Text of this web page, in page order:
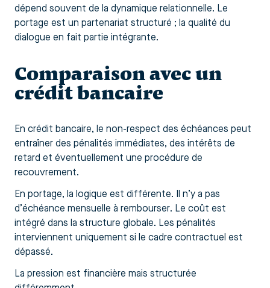
dépend souvent de la dynamique relationnelle. Le
portage est un partenariat structuré ; la qualité du
dialogue en fait partie intégrante.
Comparaison avec un
crédit bancaire
En crédit bancaire, le non-respect des échéances peut
entraîner des pénalités immédiates, des intérêts de
retard et éventuellement une procédure de
recouvrement.
En portage, la logique est différente. Il n’y a pas
d’échéance mensuelle à rembourser. Le coût est
intégré dans la structure globale. Les pénalités
interviennent uniquement si le cadre contractuel est
dépassé.
La pression est financière mais structurée